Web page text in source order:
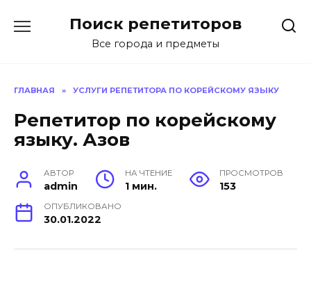
Поиск репетиторов
Все города и предметы
ГЛАВНАЯ » УСЛУГИ РЕПЕТИТОРА ПО КОРЕЙСКОМУ ЯЗЫКУ
Репетитор по корейскому
языку. Азов
АВТОР
admin
НА ЧТЕНИЕ
1 мин.
ПРОСМОТРОВ
153
ОПУБЛИКОВАНО
30.01.2022